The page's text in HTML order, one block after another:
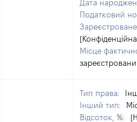
Дата
Податковий
Місце
Тип права:
Інший тип:
Відсоток, %: